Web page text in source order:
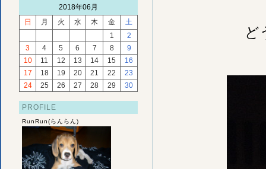
2018年06月
日
月 火 水 木 金
土
1
2
3
4 5 6 7 8
9
10
11 12 13 14 15
16
17
18 19 20 21 22
23
24
25 26 27 28 29 30
PROFILE
RunRun(らんらん)
ど